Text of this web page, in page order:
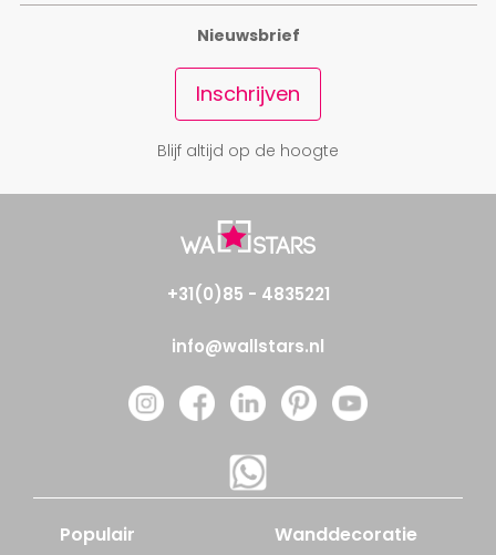
Nieuwsbrief
Inschrijven
Blijf altijd op de hoogte
+31(0)85 - 4835221
info@wallstars.nl
Populair Wanddecoratie